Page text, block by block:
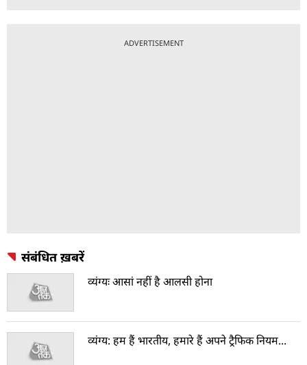
ADVERTISEMENT
संबंधित ख़बरें
व्यंग्यः आसां नहीं है आलसी होना
व्यंग्य: हम हैं भारतीय, हमारे हैं अपने ट्रैफिक नियम...